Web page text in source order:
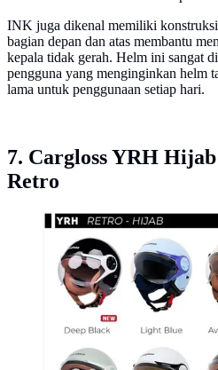
INK juga dikenal memiliki
bagian depan dan atas membantu
kepala tidak gerah. Helm ini sangat
pengguna yang menginginkan helm
lama untuk penggunaan setiap hari.
7. Cargloss YRH
Retro